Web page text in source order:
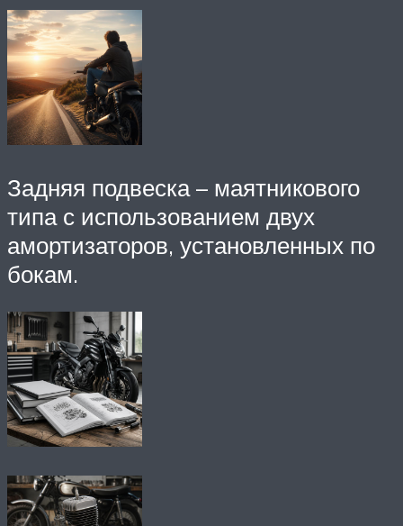
Задняя подвеска – маятникового
типа с использованием двух
амортизаторов, установленных по
бокам.